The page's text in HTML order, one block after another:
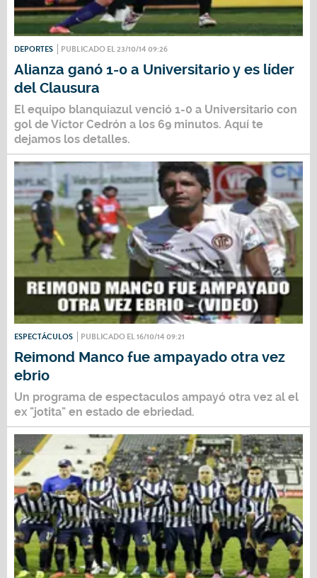
DEPORTES PUBLICADO EL 23/10/14 09:26
Alianza ganó 1-0 a Universitario y es líder
del Clausura
El equipo blanquiazul venció 1-0 a Universitario con
gol de Víctor Cedrón a los 69 minutos. Aquí te
dejamos los detalles.
ESPECTÁCULOS PUBLICADO EL 16/10/14 09:21
Reimond Manco fue ampayado otra vez
ebrio
Un programa de espectaculos ampayó otra vez al el
ex "jotita" en estado de ebriedad.